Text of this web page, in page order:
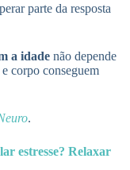
parte da resposta
a idade não depende
corpo conseguem
.
estresse? Relaxar